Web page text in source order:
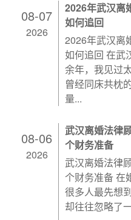
08-07
2026
2026年武汉离
如何追回
2026年武汉离
如何追回 在武
余年，我见过
曾经同床共枕
量...
08-06
2026
武汉离婚法律
个财务准备
武汉离婚法律
个财务准备 在
很多人最先想
却往往忽略了